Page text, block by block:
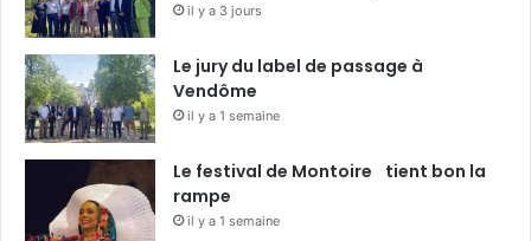
il y a 3 jours
Le jury du label de passage à
Vendôme
il y a 1 semaine
Le festival de Montoire tient bon la
rampe
il y a 1 semaine